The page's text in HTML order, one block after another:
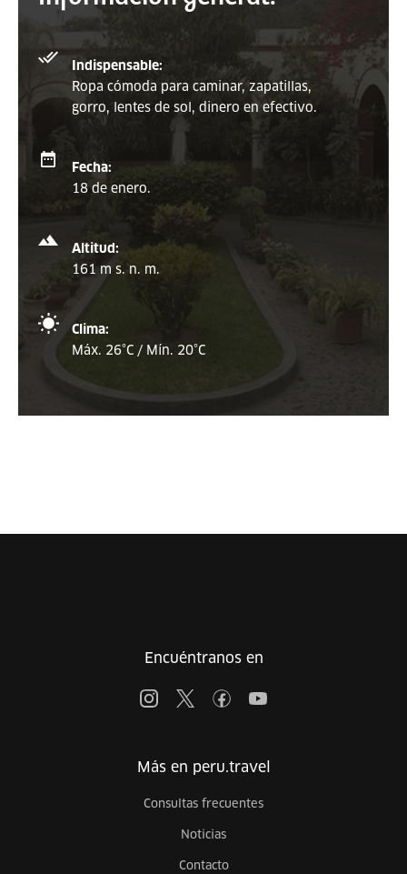
Indispensable:
Ropa cómoda para caminar, zapatillas,
gorro, lentes de sol, dinero en efectivo.
Fecha:
18 de enero.
Altitud:
161 m s. n. m.
Clima:
Máx. 26°C / Mín. 20°C
Encuéntranos en
Más en peru.travel
Consultas frecuentes
Noticias
Contacto